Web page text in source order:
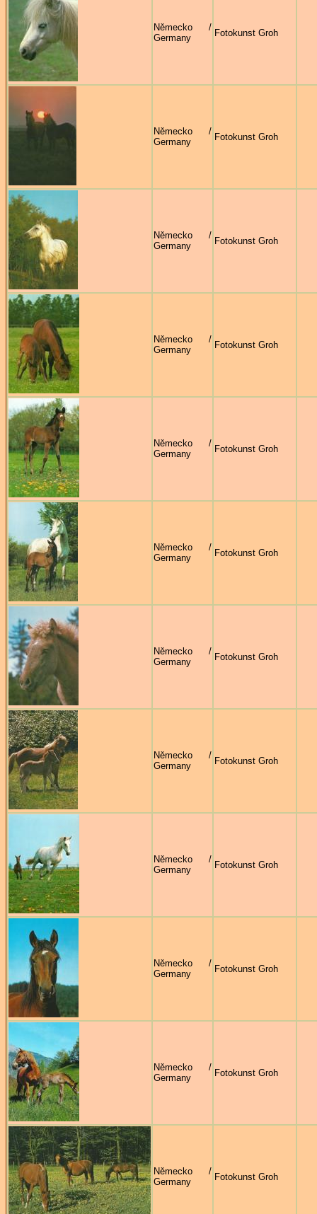
Německo /
Germany
Fotokunst Groh
Německo /
Germany
Fotokunst Groh
Německo /
Germany
Fotokunst Groh
Německo /
Germany
Fotokunst Groh
Německo /
Germany
Fotokunst Groh
Německo /
Germany
Fotokunst Groh
Německo /
Germany
Fotokunst Groh
Německo /
Germany
Fotokunst Groh
Německo /
Germany
Fotokunst Groh
Německo /
Germany
Fotokunst Groh
Německo /
Germany
Fotokunst Groh
Německo /
Germany
Fotokunst Groh